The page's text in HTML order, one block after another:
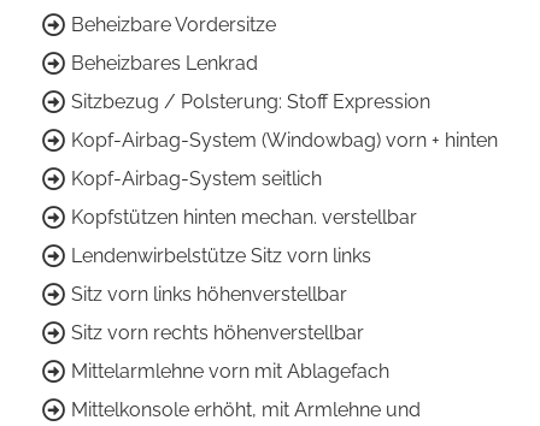
Beheizbare Vordersitze
Beheizbares Lenkrad
Sitzbezug / Polsterung: Stoff Expression
Kopf-Airbag-System (Windowbag) vorn + hinten
Kopf-Airbag-System seitlich
Kopfstützen hinten mechan. verstellbar
Lendenwirbelstütze Sitz vorn links
Sitz vorn links höhenverstellbar
Sitz vorn rechts höhenverstellbar
Mittelarmlehne vorn mit Ablagefach
Mittelkonsole erhöht, mit Armlehne und